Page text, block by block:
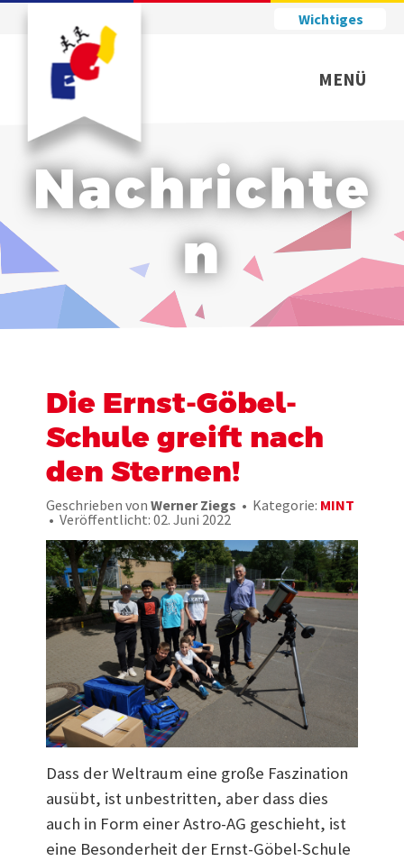
Wichtiges
MENÜ
Nachrichte
n
Die Ernst-Göbel-
Schule greift nach
den Sternen!
Geschrieben von Werner Ziegs Kategorie: MINT
Veröffentlicht: 02. Juni 2022
Dass der Weltraum eine große Faszination
ausübt, ist unbestritten, aber dass dies
auch in Form einer Astro-AG geschieht, ist
eine Besonderheit der Ernst-Göbel-Schule